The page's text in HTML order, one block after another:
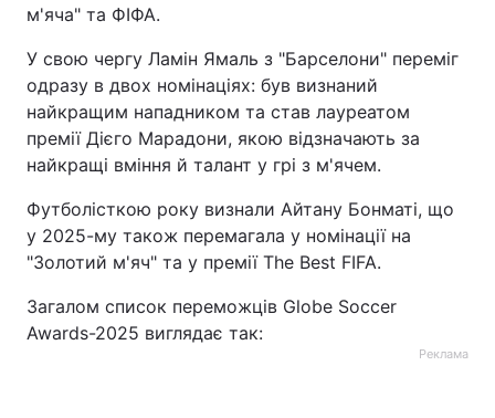
м'яча" та ФІФА.
У свою чергу Ламін Ямаль з "Барселони" переміг
одразу в двох номінаціях: був визнаний
найкращим нападником та став лауреатом
премії Дієго Марадони, якою відзначають за
найкращі вміння й талант у грі з м'ячем.
Футболісткою року визнали Айтану Бонматі, що
у 2025-му також перемагала у номінації на
"Золотий м'яч" та у премії The Best FIFA.
Загалом список переможців Globe Soccer
Awards-2025 виглядає так:
Реклама